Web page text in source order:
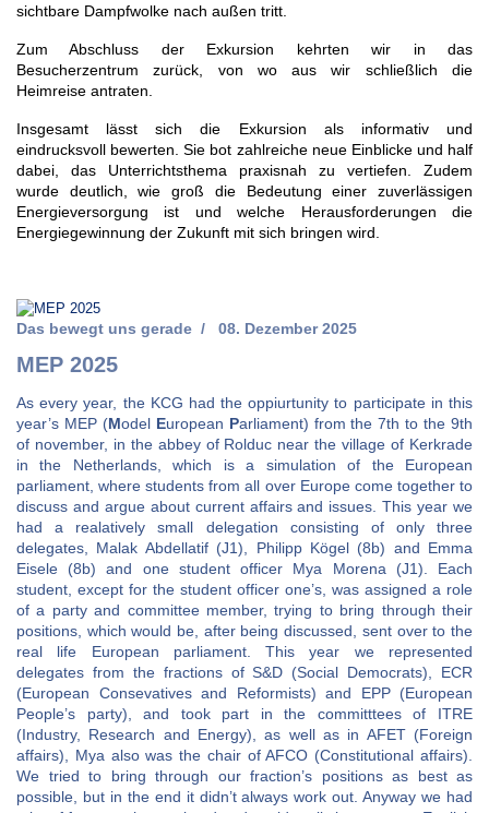
sichtbare Dampfwolke nach außen tritt.
Zum Abschluss der Exkursion kehrten wir in das
Besucherzentrum zurück, von wo aus wir schließlich die
Heimreise antraten.
Insgesamt lässt sich die Exkursion als informativ und
eindrucksvoll bewerten. Sie bot zahlreiche neue Einblicke und half
dabei, das Unterrichtsthema praxisnah zu vertiefen. Zudem
wurde deutlich, wie groß die Bedeutung einer zuverlässigen
Energieversorgung ist und welche Herausforderungen die
Energiegewinnung der Zukunft mit sich bringen wird.
MEP 2025
Das bewegt uns gerade 08. Dezember 2025
As every year, the KCG had the oppiurtunity to participate in this
year’s MEP (Model European Parliament) from the 7th to the 9th
of november, in the abbey of Rolduc near the village of Kerkrade
in the Netherlands, which is a simulation of the European
parliament, where students from all over Europe come together to
discuss and argue about current affairs and issues. This year we
had a realatively small delegation consisting of only three
delegates, Malak Abdellatif (J1), Philipp Kögel (8b) and Emma
Eisele (8b) and one student officer Mya Morena (J1). Each
student, except for the student officer one’s, was assigned a role
of a party and committee member, trying to bring through their
positions, which would be, after being discussed, sent over to the
real life European parliament. This year we represented
delegates from the fractions of S&D (Social Democrats), ECR
(European Consevatives and Reformists) and EPP (European
People’s party), and took part in the committtees of ITRE
(Industry, Research and Energy), as well as in AFET (Foreign
affairs), Mya also was the chair of AFCO (Constitutional affairs).
We tried to bring through our fraction’s positions as best as
possible, but in the end it didn’t always work out. Anyway we had